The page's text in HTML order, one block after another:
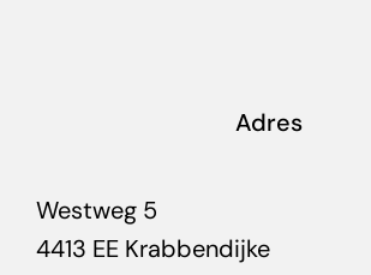
Adres
Westweg 5
4413 EE Krabbendijke